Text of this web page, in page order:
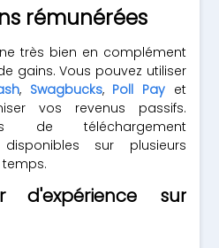
rémunérées
très bien en complément
gains. Vous pouvez utiliser
, Swagbucks, Poll Payet
vos revenus passifs.
de téléchargement
sur plusieurs
sur